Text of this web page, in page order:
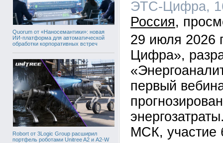
Quorum от «Наносемантики»: новая
ИИ-платформа для автоматической
обработки корпоративных встреч
Robort от 3Logic Group расширил
портфель роботами Unitree A2 и A2-W
ЭТС-Цифра,
Россия
29 июля 2026
Цифра»,
первый
МСК, участие